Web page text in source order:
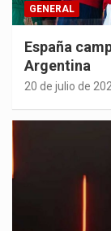
GENERAL
España
Argentina
20 de julio de